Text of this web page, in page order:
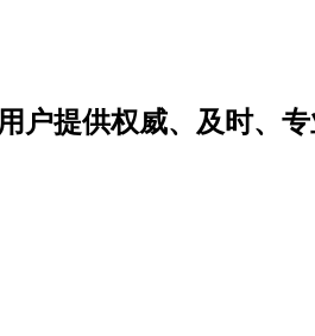
提供权威、及时、专